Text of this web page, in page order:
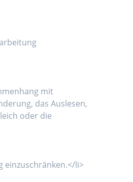
mit
das Auslesen,
oder die
einzuschränken.</li>